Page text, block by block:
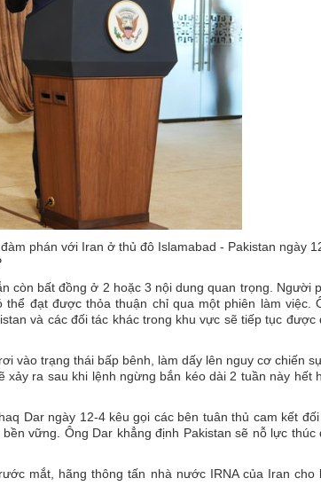
phán với Iran ở thủ đô Islamabad - Pakistan ngày
còn bất đồng ở 2 hoặc 3 nội dung quan trọng. Người
đạt được thỏa thuận chỉ qua một phiên làm việc.
và các đối tác khác trong khu vực sẽ tiếp tục được
vào trạng thái bấp bênh, làm dấy lên nguy cơ chiến
xảy ra sau khi lệnh ngừng bắn kéo dài 2 tuần này hết
Dar ngày 12-4 kêu gọi các bên tuân thủ cam kết
vững. Ông Dar khẳng định Pakistan sẽ nỗ lực thúc
mắt, hãng thông tấn nhà nước IRNA của Iran cho